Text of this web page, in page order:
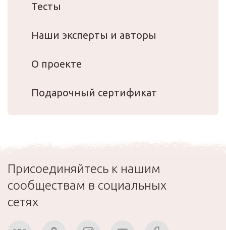
Тесты
Наши эксперты и авторы
О проекте
Подарочный сертификат
Присоединяйтесь к нашим
сообществам в социальных
сетях